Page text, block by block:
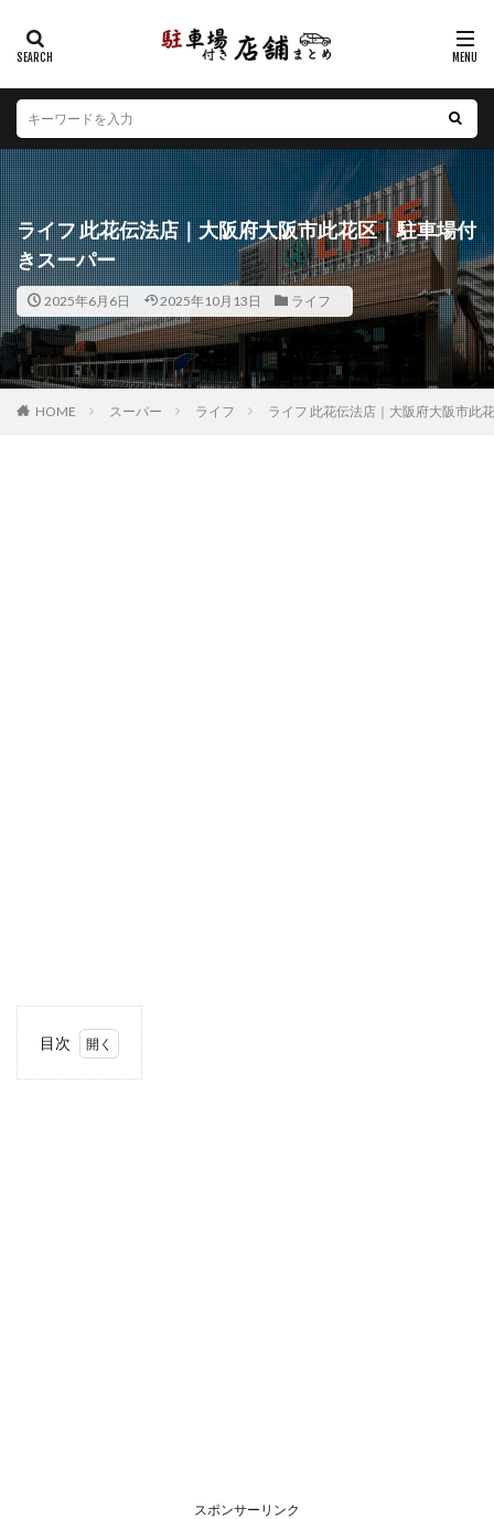
ライフ 此花伝法店｜大阪府大阪市此花区｜駐車場付
きスーパー
2025年6月6日 2025年10月13日 ライフ
HOME スーパー ライフ ライフ 此花伝法店｜大阪府大阪市此
目次
スポンサーリンク
カテゴリー
エリア
北海道 青森県 岩手県 宮城県
秋田県
山形県
福島県 茨城県 栃木県
群馬県
埼玉県
千葉県 東京都 神奈川県
新潟県
山梨県
長野県 富山県 石川県
福井県
岐阜県
静岡県 愛知県 三重県
滋賀県
京都府
大阪府 兵庫県
和歌山県
鳥取県
島根県 岡山県 広島県
徳島県
香川県 愛媛県 高知県
福岡県
佐賀県
長崎県 熊本県 大分県
宮崎県